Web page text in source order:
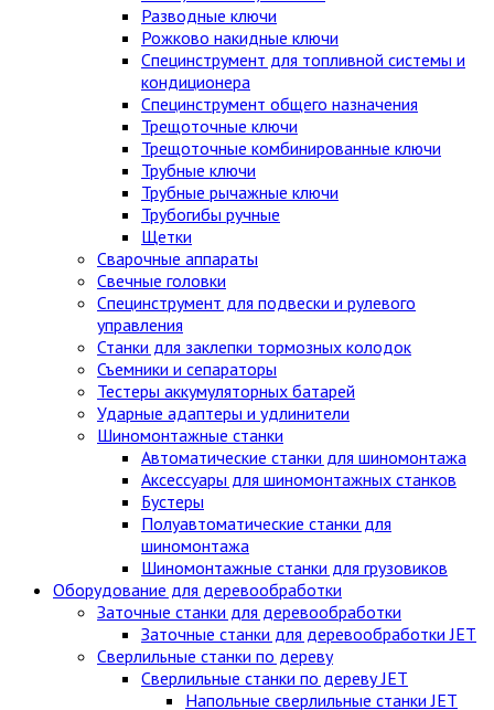
Разводные ключи
Рожково накидные ключи
Специнструмент для топливной системы и
кондиционера
Специнструмент общего назначения
Трещоточные ключи
Трещоточные комбинированные ключи
Трубные ключи
Трубные рычажные ключи
Трубогибы ручные
Щетки
Сварочные аппараты
Свечные головки
Специнструмент для подвески и рулевого
управления
Станки для заклепки тормозных колодок
Съемники и сепараторы
Тестеры аккумуляторных батарей
Ударные адаптеры и удлинители
Шиномонтажные станки
Автоматические станки для шиномонтажа
Аксессуары для шиномонтажных станков
Бустеры
Полуавтоматические станки для
шиномонтажа
Шиномонтажные станки для грузовиков
Оборудование для деревообработки
Заточные станки для деревообработки
Заточные станки для деревообработки JET
Сверлильные станки по дереву
Сверлильные станки по дереву JET
Напольные сверлильные станки JET